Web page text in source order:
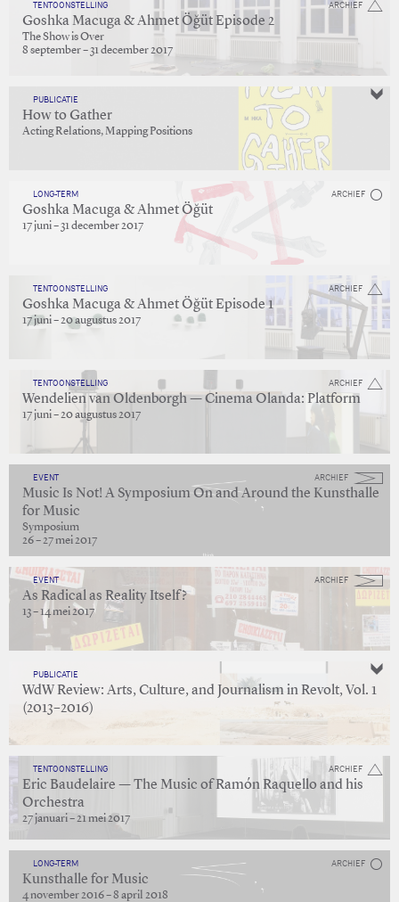
ARCHIEF
TENTOONSTELLING
Goshka Macuga & Ahmet Öğüt Episode 2
The Show is Over
8 september – 31 december 2017
PUBLICATIE
How to Gather
Acting Relations, Mapping Positions
ARCHIEF
LONG-TERM
Goshka Macuga & Ahmet Öğüt
17 juni – 31 december 2017
ARCHIEF
TENTOONSTELLING
Goshka Macuga & Ahmet Öğüt Episode 1
17 juni – 20 augustus 2017
ARCHIEF
TENTOONSTELLING
Wendelien van Oldenborgh — Cinema Olanda: Platform
17 juni – 20 augustus 2017
ARCHIEF
EVENT
Music Is Not! A Symposium On and Around the Kunsthalle
for Music
Symposium
26 – 27 mei 2017
ARCHIEF
EVENT
As Radical as Reality Itself?
13 – 14 mei 2017
PUBLICATIE
WdW Review: Arts, Culture, and Journalism in Revolt, Vol. 1
(2013–2016)
ARCHIEF
TENTOONSTELLING
Eric Baudelaire — The Music of Ramón Raquello and his
Orchestra
27 januari – 21 mei 2017
ARCHIEF
LONG-TERM
Kunsthalle for Music
4 november 2016 – 8 april 2018